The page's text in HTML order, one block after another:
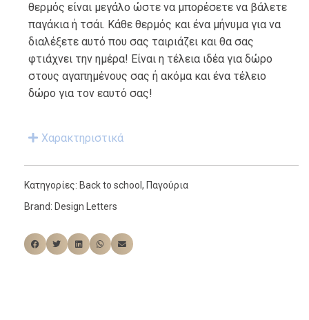
θερμός είναι μεγάλο ώστε να μπορέσετε να βάλετε
παγάκια ή τσάι. Κάθε θερμός και ένα μήνυμα για να
διαλέξετε αυτό που σας ταιριάζει και θα σας
φτιάχνει την ημέρα! Είναι η τέλεια ιδέα για δώρο
στους αγαπημένους σας ή ακόμα και ένα τέλειο
δώρο για τον εαυτό σας!
Χαρακτηριστικά
Κατηγορίες: Back to school , Παγούρια
Brand: Design Letters